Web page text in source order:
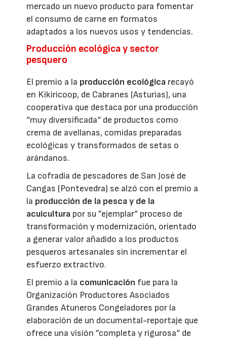
mercado un nuevo producto para fomentar
el consumo de carne en formatos
adaptados a los nuevos usos y tendencias.
Producción ecológica y sector
pesquero
El premio a la producción ecológica recayó
en Kikiricoop, de Cabranes (Asturias), una
cooperativa que destaca por una producción
“muy diversificada“ de productos como
crema de avellanas, comidas preparadas
ecológicas y transformados de setas o
arándanos.
La cofradía de pescadores de San José de
Cangas (Pontevedra) se alzó con el premio a
la producción de la pesca y de la
acuicultura por su ”ejemplar“ proceso de
transformación y modernización, orientado
a generar valor añadido a los productos
pesqueros artesanales sin incrementar el
esfuerzo extractivo.
El premio a la comunicación fue para la
Organización Productores Asociados
Grandes Atuneros Congeladores por la
elaboración de un documental-reportaje que
ofrece una visión ”completa y rigurosa“ de